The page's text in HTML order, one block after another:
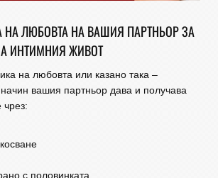
НА ЛЮБОВТА НА ВАШИЯ ПАРТНЬОР ЗА
ИНТИМНИЯ ЖИВОТ
на любовта или казано така –
вашия партньор дава и получава
с половинката